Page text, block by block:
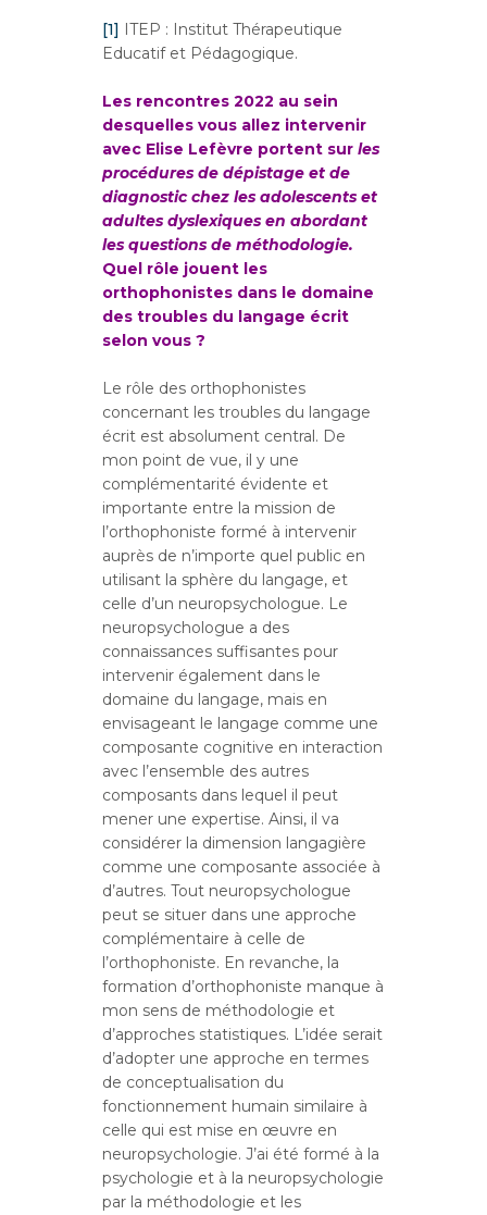
[1] ITEP : Institut Thérapeutique
Educatif et Pédagogique.
Les rencontres 2022 au sein
desquelles vous allez intervenir
avec Elise Lefèvre portent sur les
procédures de dépistage et de
diagnostic chez les adolescents et
adultes dyslexiques en abordant
les questions de méthodologie.
Quel rôle jouent les
orthophonistes dans le domaine
des troubles du langage écrit
selon vous ?
Le rôle des orthophonistes
concernant les troubles du langage
écrit est absolument central. De
mon point de vue, il y une
complémentarité évidente et
importante entre la mission de
l’orthophoniste formé à intervenir
auprès de n’importe quel public en
utilisant la sphère du langage, et
celle d’un neuropsychologue. Le
neuropsychologue a des
connaissances suffisantes pour
intervenir également dans le
domaine du langage, mais en
envisageant le langage comme une
composante cognitive en interaction
avec l’ensemble des autres
composants dans lequel il peut
mener une expertise. Ainsi, il va
considérer la dimension langagière
comme une composante associée à
d’autres. Tout neuropsychologue
peut se situer dans une approche
complémentaire à celle de
l’orthophoniste. En revanche, la
formation d’orthophoniste manque à
mon sens de méthodologie et
d’approches statistiques. L’idée serait
d’adopter une approche en termes
de conceptualisation du
fonctionnement humain similaire à
celle qui est mise en œuvre en
neuropsychologie. J’ai été formé à la
psychologie et à la neuropsychologie
par la méthodologie et les